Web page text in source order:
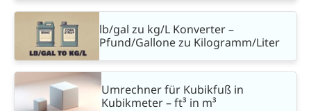
lb/gal zu kg/L Konverter –
Pfund/Gallone zu Kilogramm/Liter
Umrechner für Kubikfuß in
Kubikmeter – ft³ in m³